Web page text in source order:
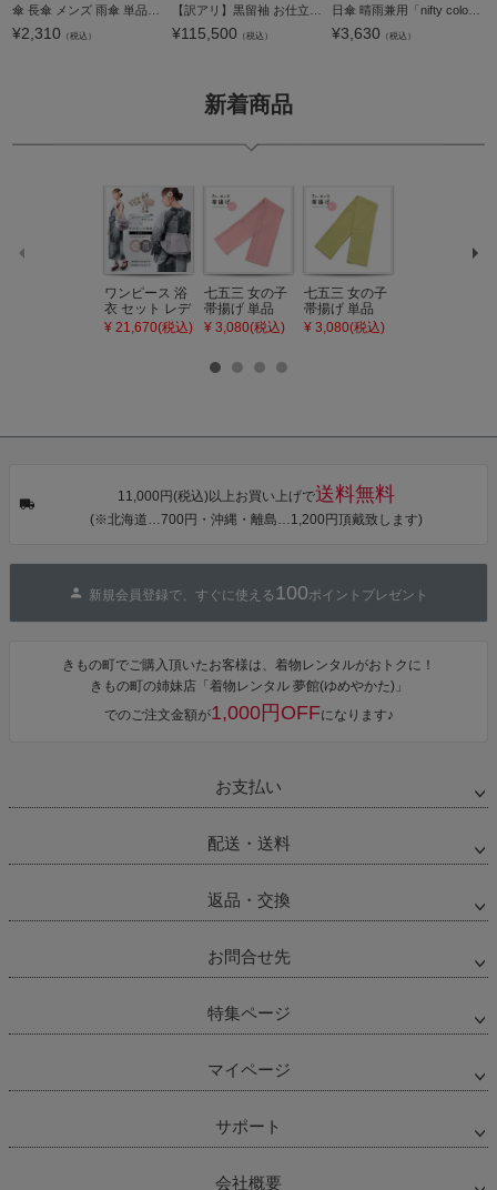
¥2,310 （税込） ¥115,500 （税込）
日傘 晴雨兼用「nifty colors 遮光ことりスレンダーミニ 2482」遮光 遮熱 撥水 はっ水 防水 UVカット PU加工 折りたたみ 折傘 女性用 レディース women's プレゼント ギフト 母の日【メール便不可】
¥3,630 （税込）
新着商品
ワンピース 浴
衣 セット レデ
ィース 吸水速
乾 ポリエステ
カシュクール
ワンピース 簡
単着付け 大人
¥ 21,670(税込)
七五三 女の子
帯揚げ 単品
「灰桃色」日
本製 7歳 女児
びあげ 和装 着
¥ 3,080(税込)
七五三 女の子
帯揚げ 単品
「若葉色」日
本製 7歳 女児
¥ 3,080(税込)
11,000円(税込)以上お買い上げで送料無料
(※北海道…700円・沖縄・離島…1,200円頂戴致します)
新規会員登録で、すぐに使える 100ポイントプレゼント
きもの町でご購入頂いたお客様は、着物レンタルがおトクに！
きもの町の姉妹店「着物レンタル 夢館(ゆめやかた)」
でのご注文金額が1,000円OFFになります♪
お支払い
配送・送料
返品・交換
お問合せ先
特集ページ
マイページ
サポート
会社概要